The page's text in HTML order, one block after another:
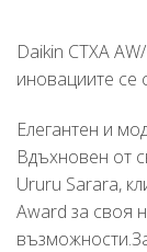
Daikin CTXA
иновациите се
Елегантен и
Вдъхновен от
Ururu Sarara,
Award за своя